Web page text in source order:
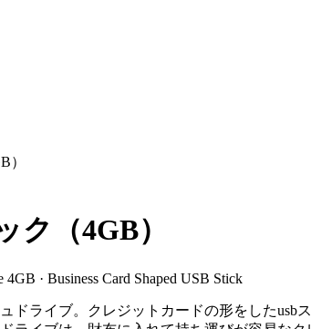
）
（4GB）
· Business Card Shaped USB Stick
ライブ。クレジットカードの形をした